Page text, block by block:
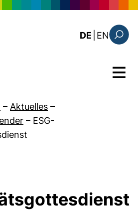
DE EN: the
Menü
– Aktuelles –
– ESG-